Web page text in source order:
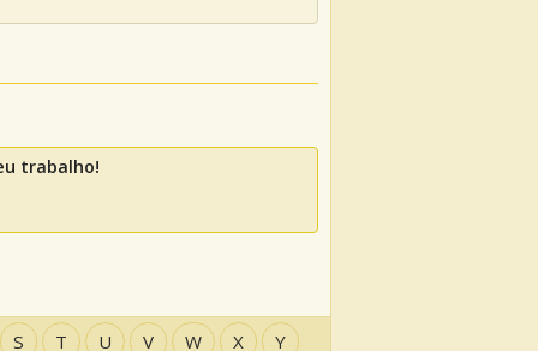
trabalho!
S T U V W X Y